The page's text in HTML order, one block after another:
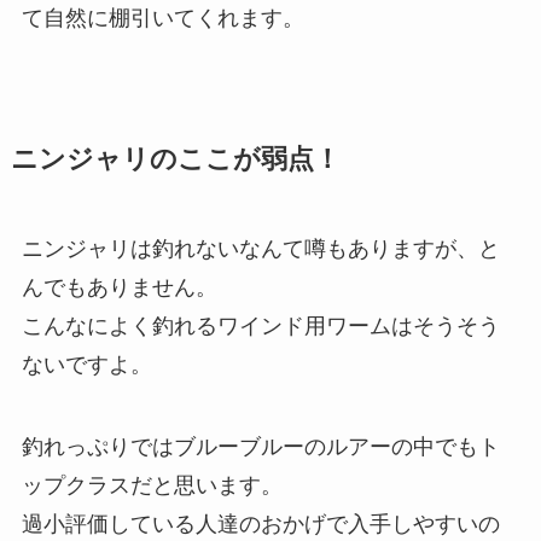
て自然に棚引いてくれます。
ニンジャリのここが弱点！
ニンジャリは釣れないなんて噂もありますが、と
んでもありません。
こんなによく釣れるワインド用ワームはそうそう
ないですよ。
釣れっぷりではブルーブルーのルアーの中でもト
ップクラスだと思います。
過小評価している人達のおかげで入手しやすいの